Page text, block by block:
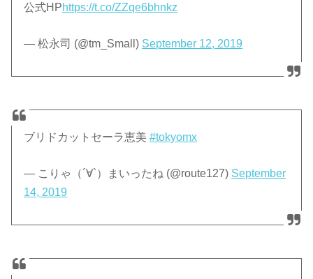
公式HPhttps://t.co/ZZqe6bhnkz
— 松永司 (@tm_Small) September 12, 2019
ブリドカットセーラ恵美#tokyomx
— こりゃ（´∀`）まいったね (@route127) September
14, 2019